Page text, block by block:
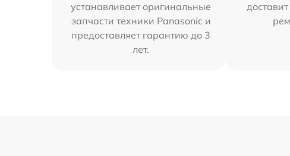
устанавливает оригинальные
запчасти техники Panasonic и
предоставляет гарантию до 3
лет.